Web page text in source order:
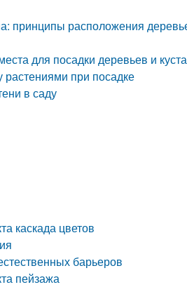
принципы расположения
для посадки деревьев и
растениями при посадке
в саду
каскада цветов
барьеров
пейзажа